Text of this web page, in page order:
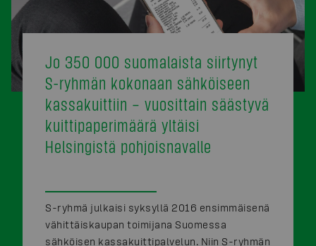
Jo 350 000 suomalaista siirtynyt
S-ryhmän kokonaan sähköiseen
kassakuittiin – vuosittain säästyvä
kuittipaperimäärä yltäisi
Helsingistä pohjoisnavalle
S-ryhmä julkaisi syksyllä 2016 ensimmäisenä
vähittäiskaupan toimijana Suomessa
sähköisen kassakuittipalvelun. Niin S-ryhmän